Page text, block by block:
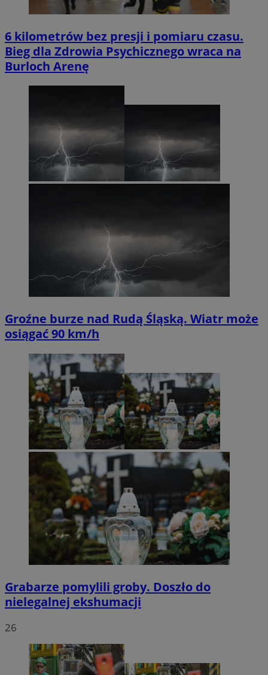
6 kilometrów bez presji i pomiaru czasu.
Bieg dla Zdrowia Psychicznego wraca na
Burloch Arenę
Groźne burze nad Rudą Śląską. Wiatr może
osiągać 90 km/h
Grabarze pomylili groby. Doszło do
nielegalnej ekshumacji
26